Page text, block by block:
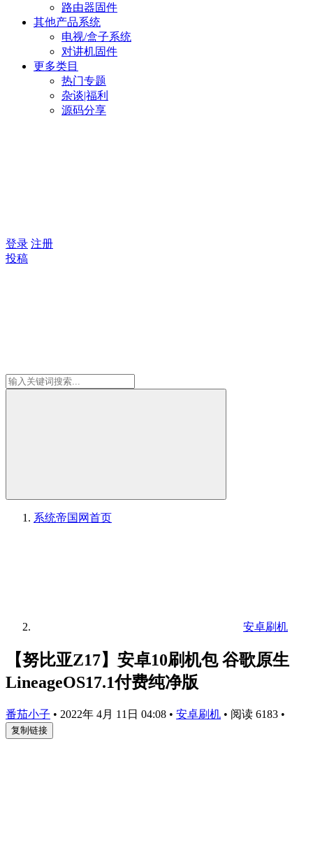
路由器固件
其他产品系统
电视/盒子系统
对讲机固件
更多类目
热门专题
杂谈|福利
源码分享
登录 注册
投稿
系统帝国网首页
安卓刷机
【努比亚Z17】安卓10刷机包 谷歌原生
LineageOS17.1付费纯净版
番茄小子 • 2022年 4月 11日 04:08 • 安卓刷机 • 阅读 6183 •
复制链接